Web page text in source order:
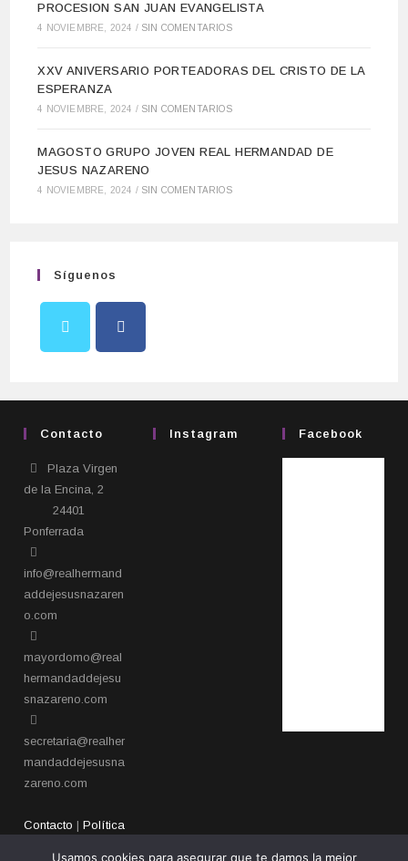
PROCESION SAN JUAN EVANGELISTA
4 NOVIEMBRE, 2024 / SIN COMENTARIOS
XXV ANIVERSARIO PORTEADORAS DEL CRISTO DE LA
ESPERANZA
4 NOVIEMBRE, 2024 / SIN COMENTARIOS
MAGOSTO GRUPO JOVEN REAL HERMANDAD DE
JESUS NAZARENO
4 NOVIEMBRE, 2024 / SIN COMENTARIOS
Síguenos
Contacto
Plaza Virgen
de la Encina, 2
24401
Ponferrada​
info@realhermand
addejesusnazaren
o.com
mayordomo@real
hermandaddejesu
snazareno.com
secretaria@realher
mandaddejesusna
zareno.com
Contacto |Política
Instagram Facebook
Usamos cookies para asegurar que te damos la mejor